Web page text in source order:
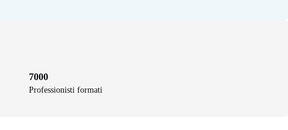
7000
Professionisti formati